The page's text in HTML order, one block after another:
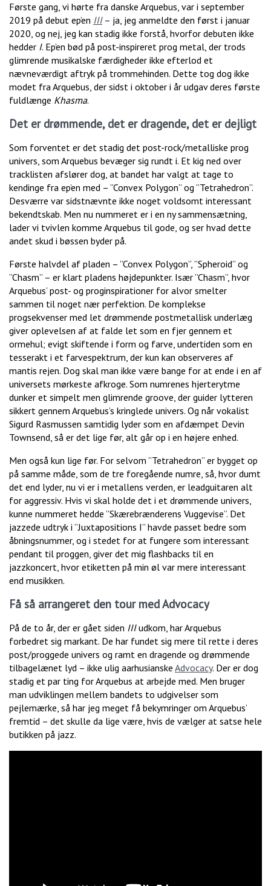
Første gang, vi hørte fra danske Arquebus, var i september
2019 på debut ep’en III– ja, jeg anmeldte den først i januar
2020, og nej, jeg kan stadig ikke forstå, hvorfor debuten ikke
hedder I. Ep’en bød på post-inspireret prog metal, der trods
glimrende musikalske færdigheder ikke efterlod et
nævneværdigt aftryk på trommehinden. Dette tog dog ikke
modet fra Arquebus, der sidst i oktober i år udgav deres første
fuldlænge Khasma.
Det er drømmende, det er dragende, det er dejligt
Som forventet er det stadig det post-rock/metalliske prog
univers, som Arquebus bevæger sig rundt i. Et kig ned over
tracklisten afslører dog, at bandet har valgt at tage to
kendinge fra ep’en med – ”Convex Polygon” og ”Tetrahedron”.
Desværre var sidstnævnte ikke noget voldsomt interessant
bekendtskab. Men nu nummeret er i en ny sammensætning,
lader vi tvivlen komme Arquebus til gode, og ser hvad dette
andet skud i bøssen byder på.
Første halvdel af pladen – ”Convex Polygon”, ”Spheroid” og
”Chasm” – er klart pladens højdepunkter. Især ”Chasm”, hvor
Arquebus’ post- og proginspirationer for alvor smelter
sammen til noget nær perfektion. De komplekse
progsekvenser med let drømmende postmetallisk underlæg
giver oplevelsen af at falde let som en fjer gennem et
ormehul; evigt skiftende i form og farve, undertiden som en
tesserakt i et farvespektrum, der kun kan observeres af
mantis rejen. Dog skal man ikke være bange for at ende i en af
universets mørkeste afkroge. Som numrenes hjerterytme
dunker et simpelt men glimrende groove, der guider lytteren
sikkert gennem Arquebus’s kringlede univers. Og når vokalist
Sigurd Rasmussen samtidig lyder som en afdæmpet Devin
Townsend, så er det lige før, alt går op i en højere enhed.
Men også kun lige før. For selvom ”Tetrahedron” er bygget op
på samme måde, som de tre foregående numre, så, hvor dumt
det end lyder, nu vi er i metallens verden, er leadguitaren alt
for aggressiv. Hvis vi skal holde det i et drømmende univers,
kunne nummeret hedde ”Skærebrænderens Vuggevise”. Det
jazzede udtryk i ”Juxtapositions I” havde passet bedre som
åbningsnummer, og i stedet for at fungere som interessant
pendant til proggen, giver det mig flashbacks til en
jazzkoncert, hvor etiketten på min øl var mere interessant
end musikken.
Få så arrangeret den tour med Advocacy
På de to år, der er gået siden IIIudkom, har Arquebus
forbedret sig markant. De har fundet sig mere til rette i deres
post/proggede univers og ramt en dragende og drømmende
tilbagelænet lyd – ikke ulig aarhusianske Advocacy. Der er dog
stadig et par ting for Arquebus at arbejde med. Men bruger
man udviklingen mellem bandets to udgivelser som
pejlemærke, så har jeg meget få bekymringer om Arquebus’
fremtid – det skulle da lige være, hvis de vælger at satse hele
butikken på jazz.